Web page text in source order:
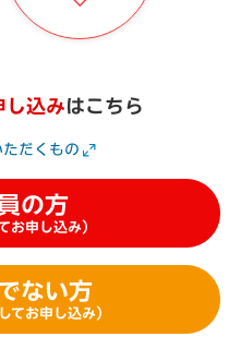
し込みはこちら
だくもの
の方
お申し込み）
ない方
てお申し込み）